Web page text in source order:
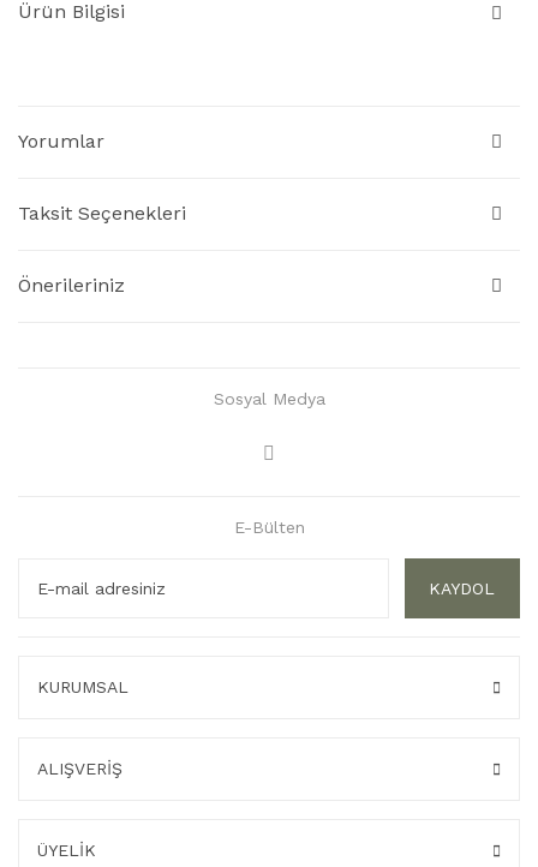
Ürün Bilgisi
Yorumlar
Taksit Seçenekleri
Önerileriniz
Sosyal Medya
E-Bülten
KAYDOL
KURUMSAL
ALIŞVERİŞ
ÜYELİK